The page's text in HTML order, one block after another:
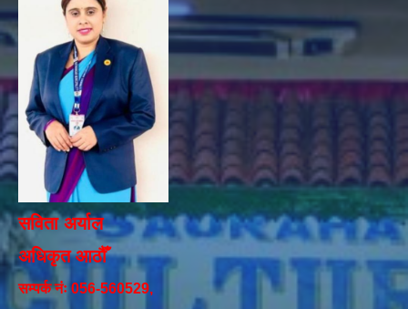
सविता अर्याल
अधिकृत आठौँ
सम्पर्क नंः 056-560529,